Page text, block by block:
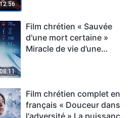
Film chrétien « Sauvée
d'une mort certaine »
Miracle de vie d’une
Film chrétien complet en
français « Douceur dans
l'adversité » La puissance